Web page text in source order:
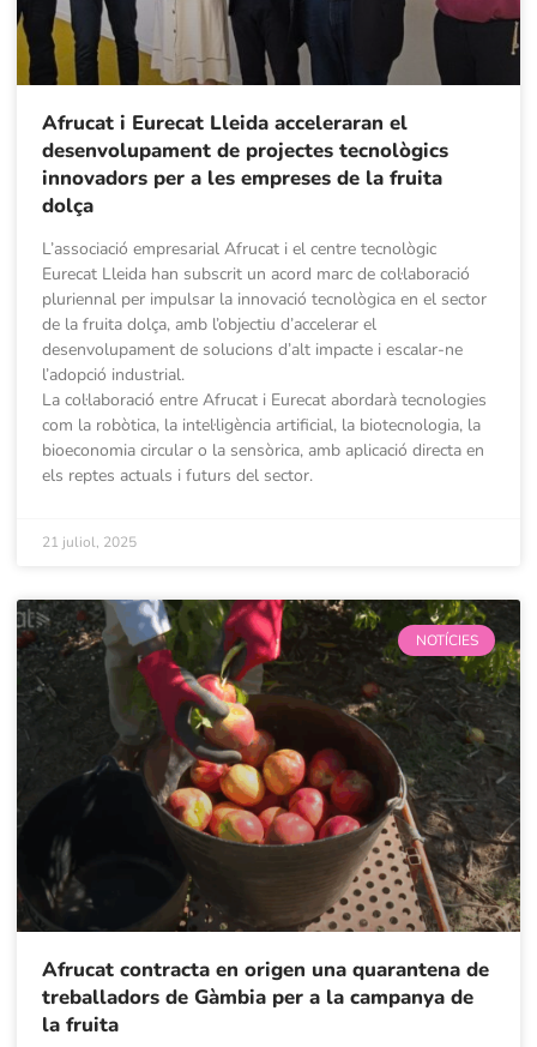
Afrucat i Eurecat Lleida acceleraran el
desenvolupament de projectes tecnològics
innovadors per a les empreses de la fruita
dolça
L’associació empresarial Afrucat i el centre tecnològic
Eurecat Lleida han subscrit un acord marc de col·laboració
pluriennal per impulsar la innovació tecnològica en el sector
de la fruita dolça, amb l’objectiu d’accelerar el
desenvolupament de solucions d’alt impacte i escalar-ne
l’adopció industrial.
La col·laboració entre Afrucat i Eurecat abordarà tecnologies
com la robòtica, la intel·ligència artificial, la biotecnologia, la
bioeconomia circular o la sensòrica, amb aplicació directa en
els reptes actuals i futurs del sector.
21 juliol, 2025
NOTÍCIES
Afrucat contracta en origen una quarantena de
treballadors de Gàmbia per a la campanya de
la fruita